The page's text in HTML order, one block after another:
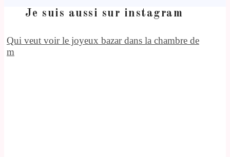
Je suis aussi sur instagram
Qui veut voir le joyeux bazar dans la chambre de
m